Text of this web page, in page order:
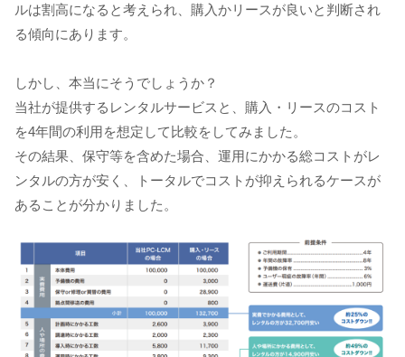
ルは割高になると考えられ、購入かリースが良いと判断され
る傾向にあります。
しかし、本当にそうでしょうか？
当社が提供するレンタルサービスと、購入・リースのコスト
を4年間の利用を想定して比較をしてみました。
その結果、保守等を含めた場合、運用にかかる総コストがレ
ンタルの方が安く、トータルでコストが抑えられるケースが
あることが分かりました。